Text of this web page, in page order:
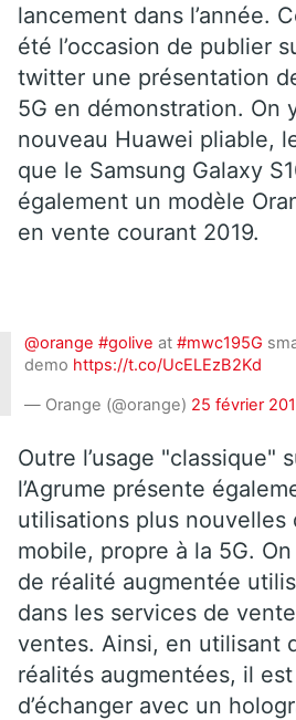
lancement dans l’année.
été l’occasion de publier
twitter une présentation
5G en démonstration. On
nouveau Huawei pliable,
que le Samsung Galaxy
également un modèle
en vente courant 2019.
@orange #golive at #mwc195G
demo https://t.co/UcELEzB2Kd
— Orange (@orange) 25 février
Outre l’usage "classique"
l’Agrume présente
utilisations plus nouvelles
mobile, propre à la 5G.
de réalité augmentée
dans les services de
ventes. Ainsi, en utilisant
réalités augmentées, il
d’échanger avec un